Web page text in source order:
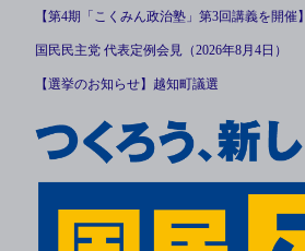
【第4期「こくみん政治塾」第3回講義を開催】
国民民主党 代表定例会見（2026年8月4日）
【選挙のお知らせ】越知町議選